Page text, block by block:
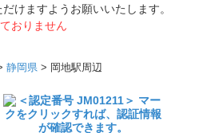
けますようお願いいたします。
おりません
静岡県 > 岡地駅周辺